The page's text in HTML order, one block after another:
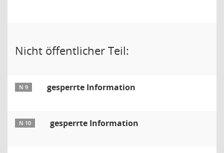
Nicht öffentlicher Teil:
N 9 gesperrte Information
N 10 gesperrte Information